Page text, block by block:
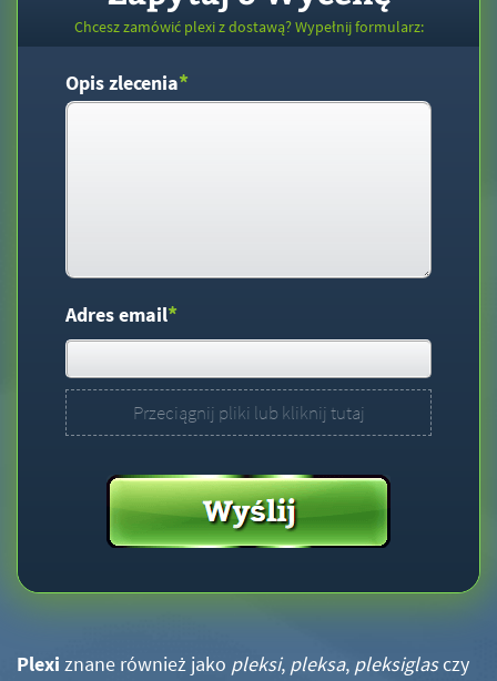
Chcesz zamówić plexi z dostawą? Wypełnij formularz:
Opis zlecenia*
Adres email*
Przeciągnij pliki lub kliknij tutaj
Plexi znane również jako pleksi, pleksa, pleksiglasczy